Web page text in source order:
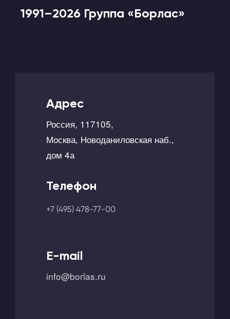
1991–2026 Группа «Борлас»
Адрес
Россия, 117105,
Москва, Новоданиловская наб.,
дом 4а
Телефон
+7 (495) 478-77-00
E-mail
info@borlas.ru